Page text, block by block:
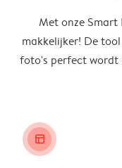
Met onze Smart
makkelijker! De
foto's perfect wordt
layout_alt